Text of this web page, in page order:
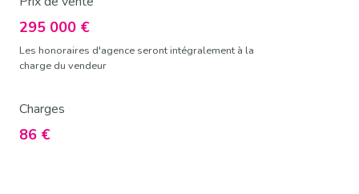
295 000 €
Les honoraires d'agence seront intégralement à la
charge du vendeur
Charges
86 €